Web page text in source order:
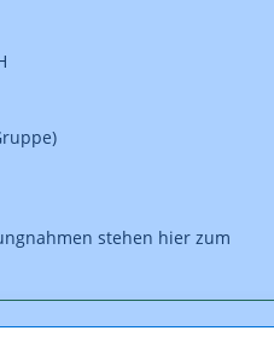
stehen hier zum